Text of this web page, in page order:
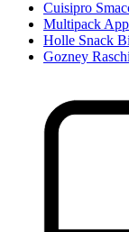
Cuisipro
Multipack
Holle Snack
Gozney